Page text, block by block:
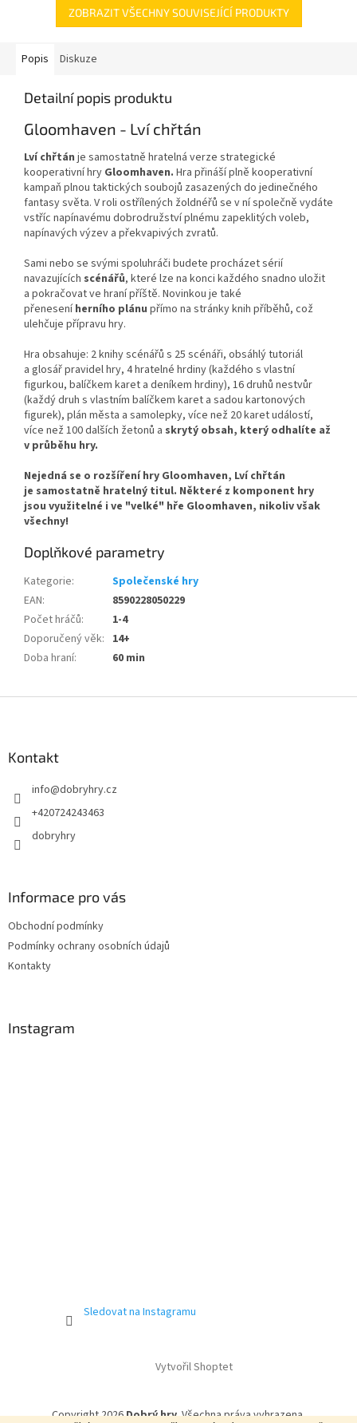
ZOBRAZIT VŠECHNY SOUVISEJÍCÍ PRODUKTY
Popis Diskuze
Detailní popis produktu
Gloomhaven - Lví chřtán
Lví chřtán je samostatně hratelná verze strategické
kooperativní hry Gloomhaven. Hra přináší plně kooperativní
kampaň plnou taktických soubojů zasazených do jedinečného
fantasy světa. V roli ostřílených žoldnéřů se v ní společně vydáte
vstříc napínavému dobrodružství plnému zapeklitých voleb,
napínavých výzev a překvapivých zvratů.
Sami nebo se svými spoluhráči budete procházet sérií
navazujících scénářů, které lze na konci každého snadno uložit
a pokračovat ve hraní příště. Novinkou je také
přenesení herního plánu přímo na stránky knih příběhů, což
ulehčuje přípravu hry.
Hra obsahuje: 2 knihy scénářů s 25 scénáři, obsáhlý tutoriál
a glosář pravidel hry, 4 hratelné hrdiny (každého s vlastní
figurkou, balíčkem karet a deníkem hrdiny), 16 druhů nestvůr
(každý druh s vlastním balíčkem karet a sadou kartonových
figurek), plán města a samolepky, více než 20 karet událostí,
více než 100 dalších žetonů a skrytý obsah, který odhalíte až
v průběhu hry.
Nejedná se o rozšíření hry Gloomhaven, Lví chřtán
je samostatně hratelný titul. Některé z komponent hry
jsou využitelné i ve "velké" hře Gloomhaven, nikoliv však
všechny!
Doplňkové parametry
Kategorie:
Společenské hry
EAN:
8590228050229
Počet hráčů:
1-4
Doporučený věk: 14+
Doba hraní: 60 min
Kontakt
info@dobryhry.cz
+420724243463
dobryhry
Informace pro vás
Obchodní podmínky
Podmínky ochrany osobních údajů
Kontakty
Instagram
Sledovat na Instagramu
Vytvořil Shoptet
Copyright 2026Dobrý hry. Všechna práva vyhrazena.